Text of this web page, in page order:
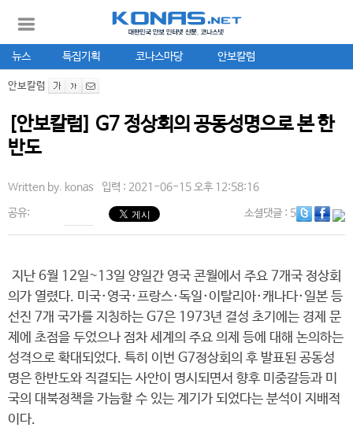
뉴스 특집기획 코나스마당 안보칼럼
안보칼럼
[안보칼럼] G7 정상회의 공동성명으로 본 한
반도
Written by. konas 입력 : 2021-06-15 오후 12:58:16
공유: 소셜댓글: 5
지난 6월 12일~13일 양일간 영국 콘월에서 주요 7개국 정상회
의가 열렸다. 미국·영국·프랑스·독일·이탈리아·캐나다·일본 등
선진 7개 국가를 지칭하는 G7은 1973년 결성 초기에는 경제 문
제에 초점을 두었으나 점차 세계의 주요 의제 등에 대해 논의하는
성격으로 확대되었다. 특히 이번 G7정상회의 후 발표된 공동성
명은 한반도와 직결되는 사안이 명시되면서 향후 미중갈등과 미
국의 대북정책을 가늠할 수 있는 계기가 되었다는 분석이 지배적
이다.